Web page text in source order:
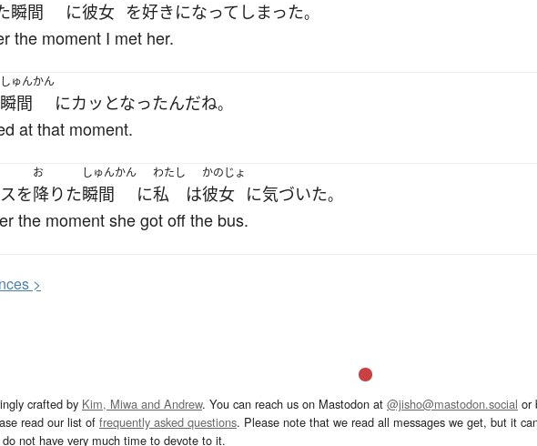
瞬間 に彼女 を好きになって しまった。
the moment I met her.
しゅんかん
瞬間 にカッとなったんだね。
at that moment.
を
お
降りた
しゅんかん
瞬間 に
わたし
私 は
かのじょ
彼女 に気づいた。
the moment she got off the bus.
>
crafted by Kim, Miwa and Andrew. You can reach us on Mastodon at @jisho@mastodon.social or
read our list of frequently asked questions. Please note that we read all messages we get, but it
not have very much time to devote to it.